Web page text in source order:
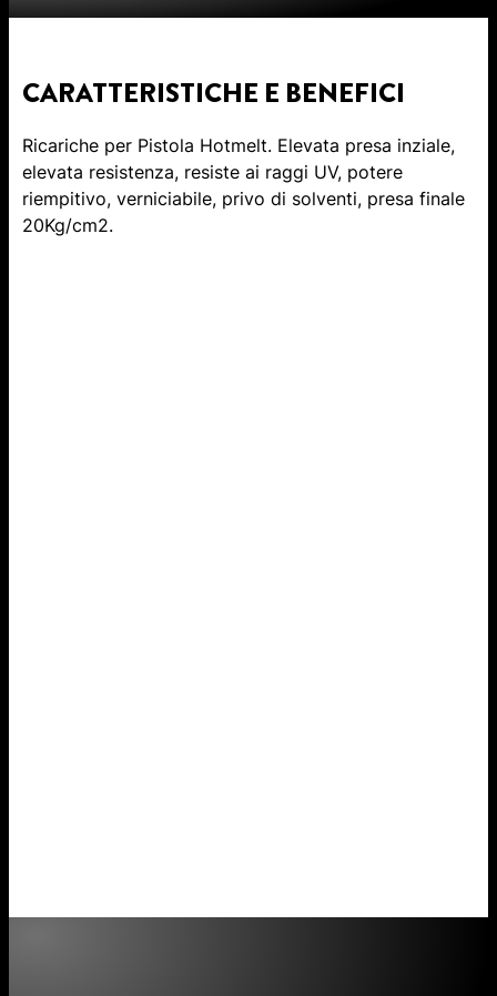
CARATTERISTICHE E BENEFICI
Ricariche per Pistola Hotmelt. Elevata presa inziale,
elevata resistenza, resiste ai raggi UV, potere
riempitivo, verniciabile, privo di solventi, presa finale
20Kg/cm2.